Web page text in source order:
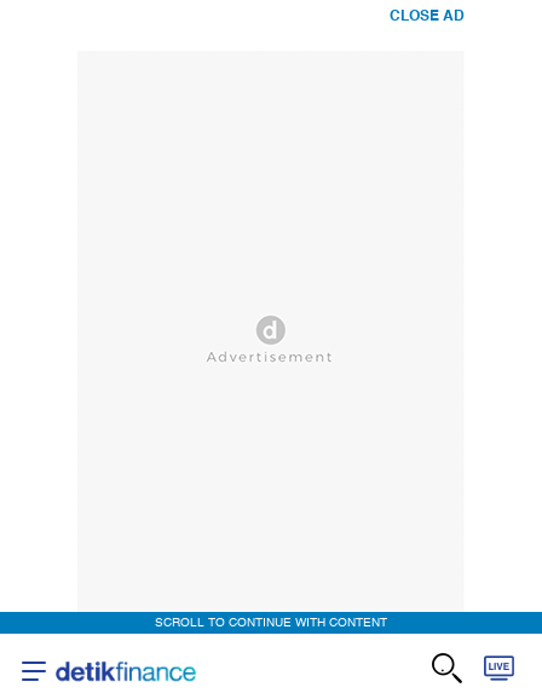
CLOSE AD
SCROLL TO CONTINUE WITH CONTENT